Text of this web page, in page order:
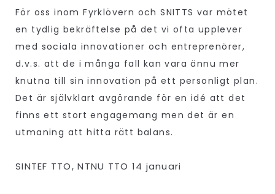
För oss inom Fyrklövern och SNITTS var mötet
en tydlig bekräftelse på det vi ofta upplever
med sociala innovationer och entreprenörer,
d.v.s. att de i många fall kan vara ännu mer
knutna till sin innovation på ett personligt plan.
Det är självklart avgörande för en idé att det
finns ett stort engagemang men det är en
utmaning att hitta rätt balans.
SINTEF TTO, NTNU TTO 14 januari